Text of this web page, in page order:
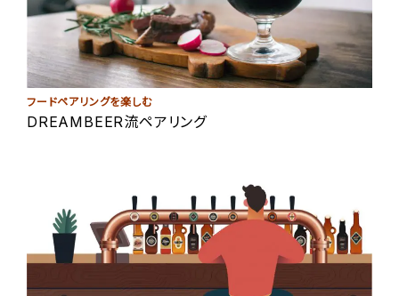
フードペアリングを楽しむ
DREAMBEER流ペアリング